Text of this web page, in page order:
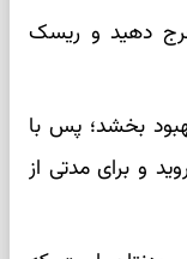
دهید و ریسک
بخشد؛ پس با
و برای مدتی از